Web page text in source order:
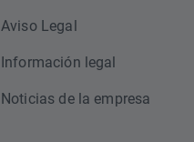
Aviso Legal
Información legal
Noticias de la empresa